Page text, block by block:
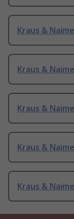
Kraus &
Kraus &
Kraus &
Kraus &
Kraus &